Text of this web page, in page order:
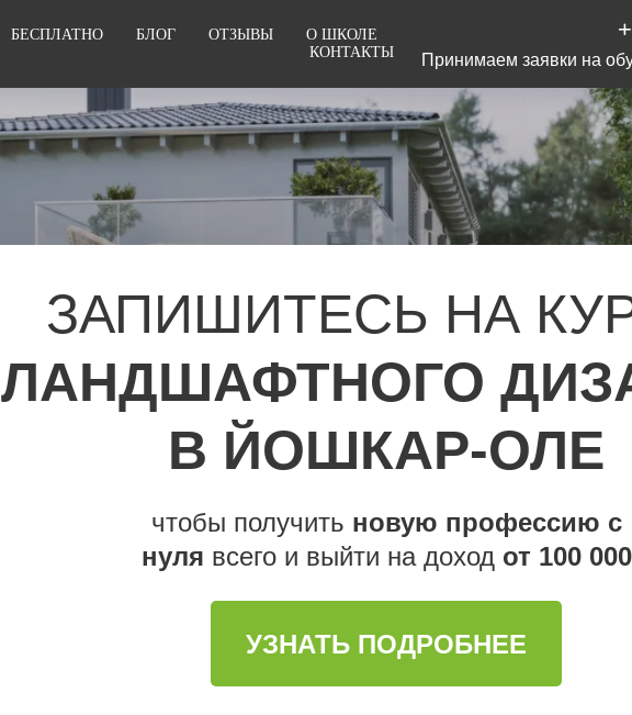
БЕСПЛАТНО БЛОГ ОТЗЫВЫ
О ШКОЛЕ
КОНТАКТЫ
Принимаем заявки на
ЗАПИШИТЕСЬ НА
ЛАНДШАФТНОГО
В ЙОШКАР-ОЛЕ
чтобы получить новую профессию с
нуля всего и выйти на доход от 100 000
УЗНАТЬ ПОДРОБНЕЕ